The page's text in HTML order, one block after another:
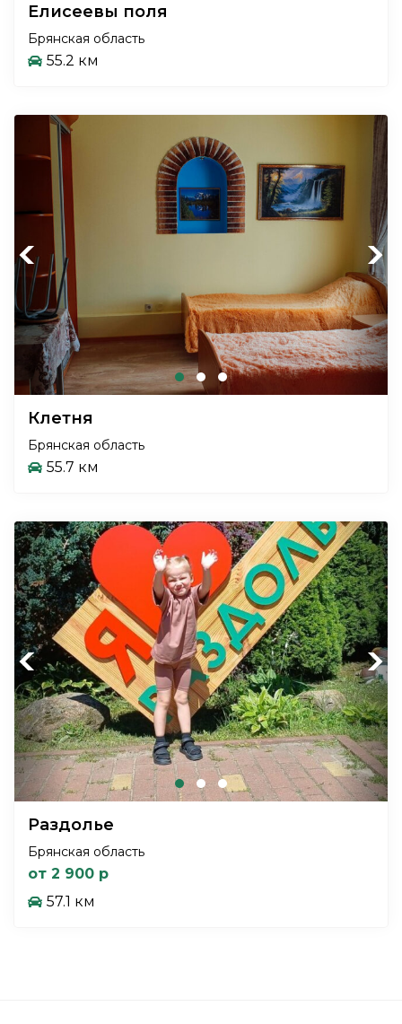
Елисеевы поля
Брянская область
55.2 км
Previous Next
Клетня
Брянская область
55.7 км
Previous Next
Раздолье
Брянская область
от 2 900 р
57.1 км